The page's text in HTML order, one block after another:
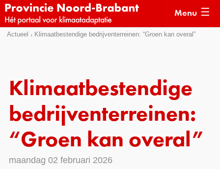
Sla
Direct
naar
menu
naar
pagina
Menu
Actueel Klimaatbestendige bedrijventerreinen: “Groen kan overal”
Klimaatbestendige
bedrijventerreinen:
“Groen kan overal”
maandag 02 februari 2026
Actueel
Klimaatverhalen
Hulpmiddelen
Voorbeelden
Subsidies